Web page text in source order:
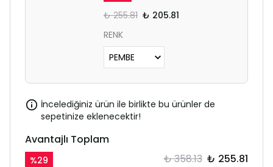
₺ 255.81 ₺ 205.81
RENK
İncelediğiniz ürün ile birlikte bu ürünler de
sepetinize eklenecektir!
Avantajlı Toplam
%29 ₺ 358.13 ₺ 255.81